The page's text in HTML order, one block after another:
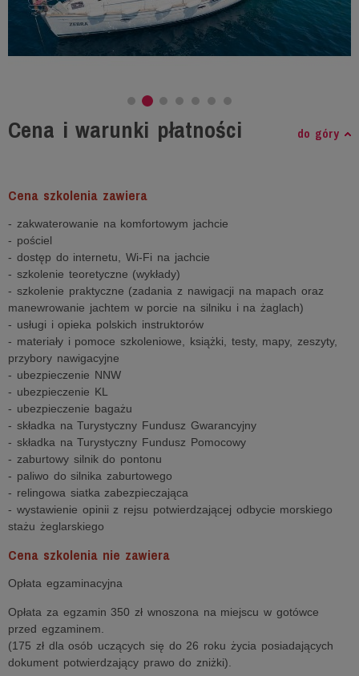
Cena i warunki płatności do góry
Cena szkolenia zawiera
- zakwaterowanie na komfortowym jachcie
- pościel
- dostęp do internetu, Wi-Fi na jachcie
- szkolenie teoretyczne (wykłady)
- szkolenie praktyczne (zadania z nawigacji na mapach oraz
manewrowanie jachtem w porcie na silniku i na żaglach)
- usługi i opieka polskich instruktorów
- materiały i pomoce szkoleniowe, książki, testy, mapy, zeszyty,
przybory nawigacyjne
- ubezpieczenie NNW
- ubezpieczenie KL
- ubezpieczenie bagażu
- składka na Turystyczny Fundusz Gwarancyjny
- składka na Turystyczny Fundusz Pomocowy
- zaburtowy silnik do pontonu
- paliwo do silnika zaburtowego
- relingowa siatka zabezpieczająca
- wystawienie opinii z rejsu potwierdzającej odbycie morskiego
stażu żeglarskiego
Cena szkolenia nie zawiera
Opłata egzaminacyjna
Opłata za egzamin 350 zł wnoszona na miejscu w gotówce
przed egzaminem.
(175 zł dla osób uczących się do 26 roku życia posiadających
dokument potwierdzający prawo do zniżki).